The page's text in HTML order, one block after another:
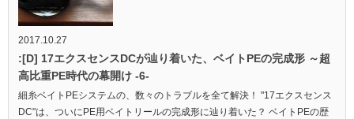
2017.10.27
:[D] 17エクスセンスDCが辿り着いた、ベイトPEの完成形 ～超
高比重PE時代の幕開け -6-
細糸ベイトPEシステムの、数々のトラブルを全て解決！ "17エクスセンス
DC"は、ついにPE用ベイトリールの完成形に辿り着いた？ ベイトPEの歴